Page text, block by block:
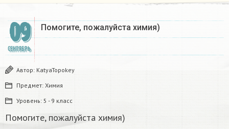
09
СЕНТЯБРЬ
Помогите, пожалуйста химия)
Автор: KatyaTopokey
Предмет: Химия
Уровень: 5 - 9 класс
Помогите, пожалуйста химия)